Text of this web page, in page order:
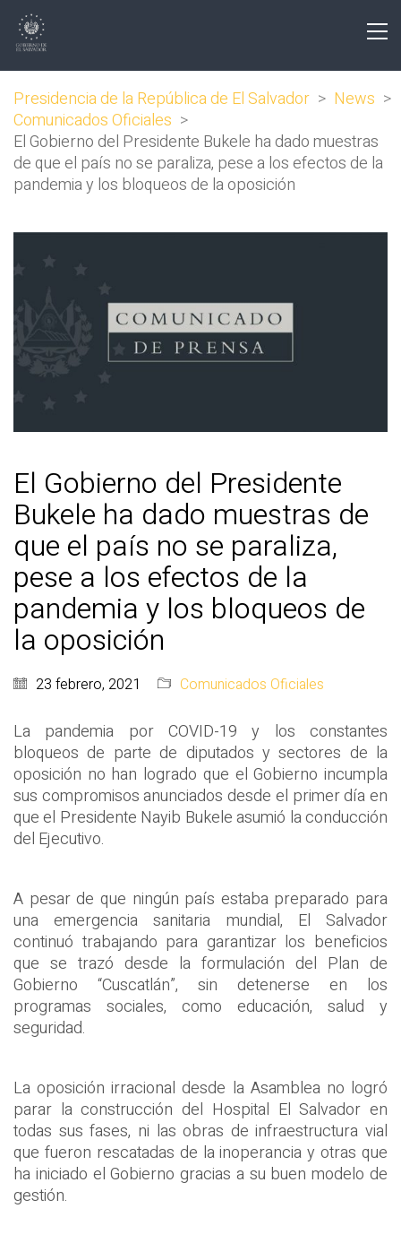
Presidencia de la República de El Salvador > News >
Comunicados Oficiales >
El Gobierno del Presidente Bukele ha dado muestras
de que el país no se paraliza, pese a los efectos de la
pandemia y los bloqueos de la oposición
El Gobierno del Presidente
Bukele ha dado muestras de
que el país no se paraliza,
pese a los efectos de la
pandemia y los bloqueos de
la oposición
23 febrero, 2021 Comunicados Oficiales
La pandemia por COVID-19 y los constantes
bloqueos de parte de diputados y sectores de la
oposición no han logrado que el Gobierno incumpla
sus compromisos anunciados desde el primer día en
que el Presidente Nayib Bukele asumió la conducción
del Ejecutivo.
A pesar de que ningún país estaba preparado para
una emergencia sanitaria mundial, El Salvador
continuó trabajando para garantizar los beneficios
que se trazó desde la formulación del Plan de
Gobierno “Cuscatlán”, sin detenerse en los
programas sociales, como educación, salud y
seguridad.
La oposición irracional desde la Asamblea no logró
parar la construcción del Hospital El Salvador en
todas sus fases, ni las obras de infraestructura vial
que fueron rescatadas de la inoperancia y otras que
ha iniciado el Gobierno gracias a su buen modelo de
gestión.